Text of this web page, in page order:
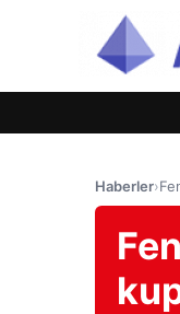
Haberler›